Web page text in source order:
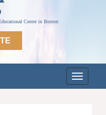
Center in Boston